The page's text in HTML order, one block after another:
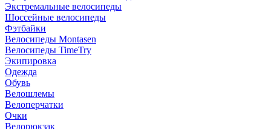
Экстремальные велосипеды
Шоссейные велосипеды
Фэтбайки
Велосипеды Montasen
Велосипеды TimeTry
Экипировка
Одежда
Обувь
Велошлемы
Велоперчатки
Очки
Велорюкзак